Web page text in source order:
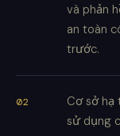
và phản
an toàn
trước.
Cơ sở
sử dụng